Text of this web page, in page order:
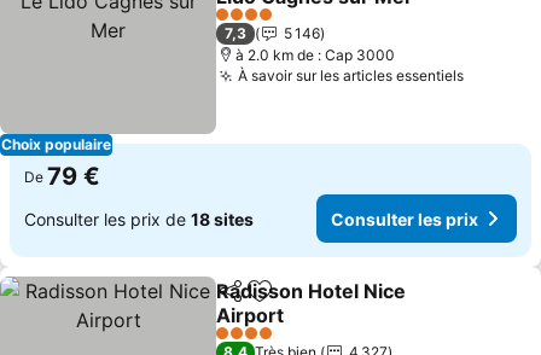
Choix populaire
Consulter les prix
4 Étoiles
7,3
5 146
à 2.0 km de : Cap 3000
À savoir sur les articles essentiels
De 79 €
Consulter les prix de 18 sites Consulter les prix
PartagerAjouter à mes favoris
Radisson Hotel Nice
Airport
Consulter les prix
4 Étoiles